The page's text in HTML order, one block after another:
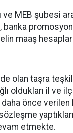
ve MEB şubesi
banka
maaş
olan taşra
oldukları il ve
önce verilen
etmekte.